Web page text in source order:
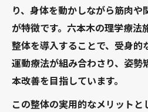
り、身体を動かしながら筋肉
が特徴です。六本木の理学療法
整体を導入することで、受身的
運動療法が組み合わさり、姿勢
本改善を目指しています。
この整体の実用的なメリット